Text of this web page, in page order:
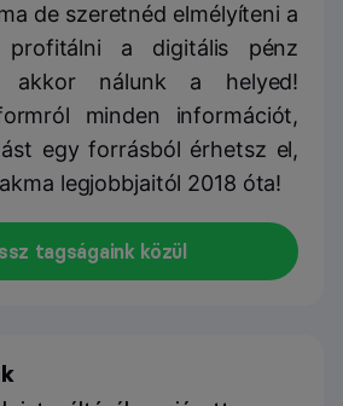
de szeretnéd elmélyíteni a
profitálni a digitális pénz
akkor nálunk a helyed!
minden információt,
egy forrásból érhetsz el,
legjobbjaitól 2018 óta!
tagságaink közül